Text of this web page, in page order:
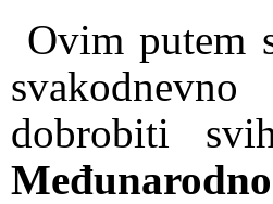
Ovim putem
dobrobiti